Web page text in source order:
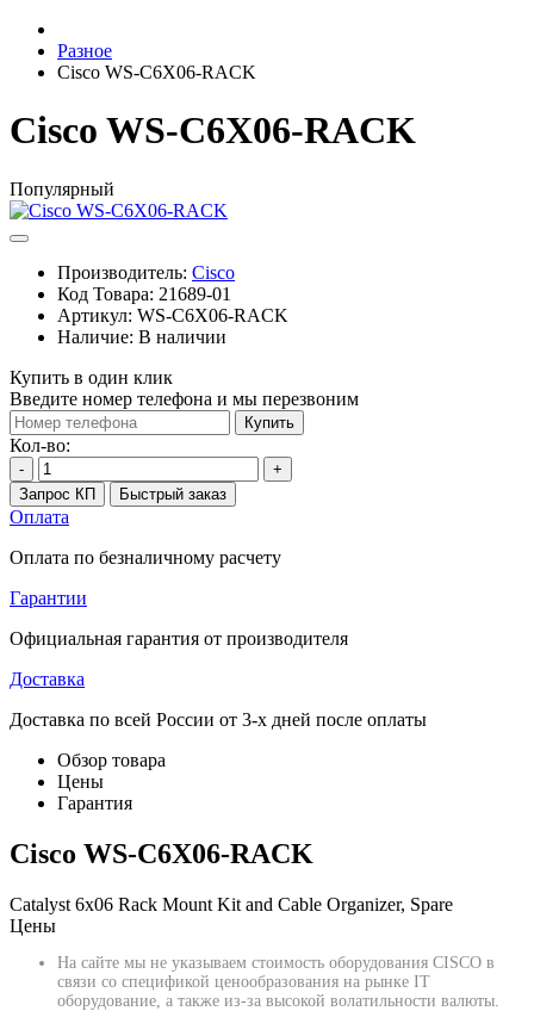
Разное
Cisco WS-C6X06-RACK
Cisco WS-C6X06-RACK
Популярный
Производитель: Cisco
Код Товара: 21689-01
Артикул: WS-C6X06-RACK
Наличие: В наличии
Купить в один клик
Введите номер телефона и мы перезвоним
Купить
Кол-во:
-
+
Запрос КП
Быстрый заказ
Оплата
Оплата по безналичному расчету
Гарантии
Официальная гарантия от производителя
Доставка
Доставка по всей России от 3-х дней после оплаты
Обзор товара
Цены
Гарантия
Cisco WS-C6X06-RACK
Catalyst 6x06 Rack Mount Kit and Cable Organizer, Spare
Цены
На сайте мы не указываем стоимость оборудования CISCO в
связи со спецификой ценообразования на рынке IT
оборудование, а также из-за высокой волатильности валюты.